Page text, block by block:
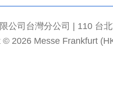
公司台灣分公司 | 110 台
© 2026 Messe Frankfurt